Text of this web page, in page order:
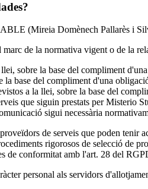
(Mireia Domènech Pallarès i
de la normativa vigent o de la
sobre la base del compliment
la base del compliment d'una
a la llei, sobre la base del
que siguin prestats per Misterio
sigui necessària
de serveis que poden tenir
rigorosos de selecció de
de conformitat amb l'art. 28 del
personal als servidors